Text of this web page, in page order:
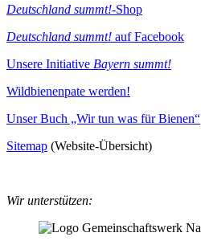
Deutschland summt!-Shop
Deutschland summt! auf Facebook
Unsere Initiative Bayern summt!
Wildbienenpate werden!
Unser Buch „Wir tun was für Bienen“
Sitemap (Website-Übersicht)
Wir unterstützen: